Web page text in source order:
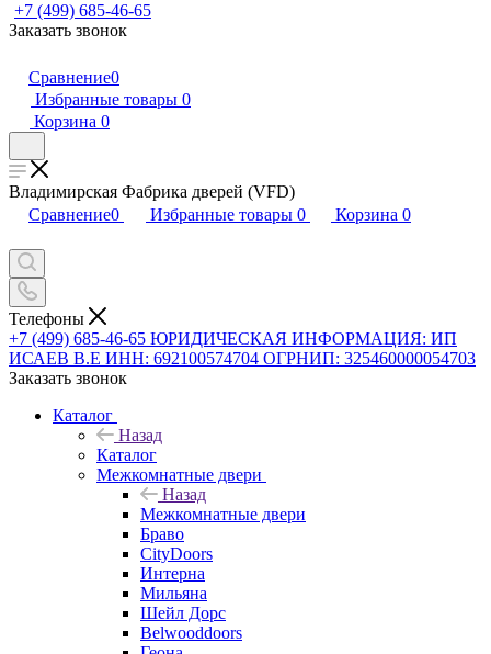
+7 (499) 685-46-65
Заказать звонок
Сравнение0
Избранные товары 0
Корзина 0
Владимирская Фабрика дверей (VFD)
Сравнение0 Избранные товары 0 Корзина 0
Телефоны
+7 (499) 685-46-65 ЮРИДИЧЕСКАЯ ИНФОРМАЦИЯ: ИП
ИСАЕВ В.Е ИНН: 692100574704 ОГРНИП: 325460000054703
Заказать звонок
Каталог
Назад
Каталог
Межкомнатные двери
Назад
Межкомнатные двери
Браво
CityDoors
Интерна
Мильяна
Шейл Дорс
Belwooddoors